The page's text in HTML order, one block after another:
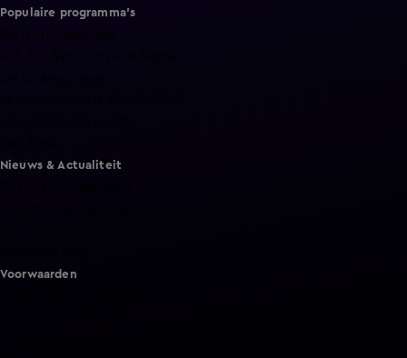
Populaire programma's
Nieuws & Actualiteit
Voorwaarden